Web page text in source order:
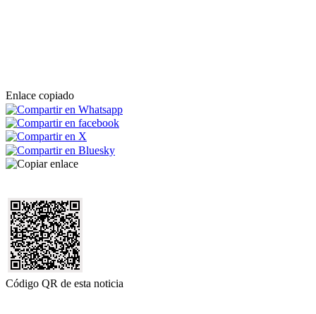
Enlace copiado
Código QR de esta noticia